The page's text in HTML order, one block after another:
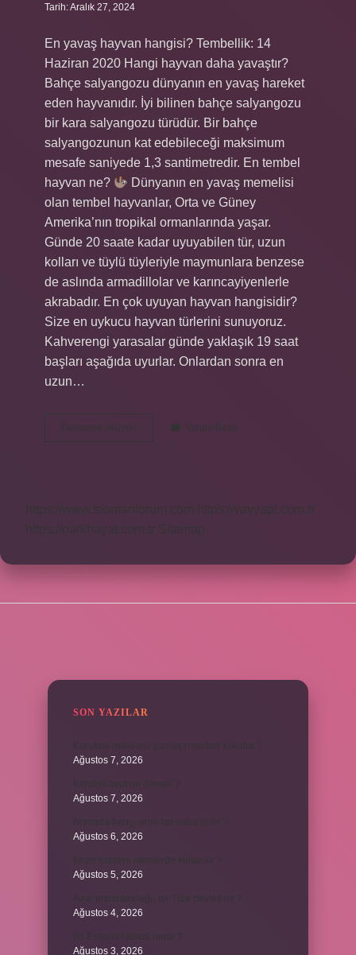
Tarih: Aralık 27, 2024
En yavaş hayvan hangisi? Tembellik: 14
Haziran 2020 Hangi hayvan daha yavaştır?
Bahçe salyangozu dünyanın en yavaş hareket
eden hayvanıdır. İyi bilinen bahçe salyangozu
bir kara salyangozu türüdür. Bir bahçe
salyangozunun kat edebileceği maksimum
mesafe saniyede 1,3 santimetredir. En tembel
hayvan ne?
Dünyanın en yavaş memelisi
olan tembel hayvanlar, Orta ve Güney
Amerika’nın tropikal ormanlarında yaşar.
Günde 20 saate kadar uyuyabilen tür, uzun
kolları ve tüylü tüyleriyle maymunlara benzese
de aslında armadillolar ve karıncayiyenlerle
akrabadır. En çok uyuyan hayvan hangisidir?
Size en uykucu hayvan türlerini sunuyoruz.
Kahverengi yarasalar günde yaklaşık 19 saat
başları aşağıda uyurlar. Onlardan sonra en
uzun…
Devamını okuyun
Dünyanın
En
Yorum Bırak
https://www.teomanforum.com
https://vavyapi.com.tr
https://parkhayat.com.tr
Sitemap
SON YAZILAR
Ağustos 7, 2026
Ağustos 7, 2026
Ağustos 6, 2026
Ağustos 5, 2026
Ağustos 4, 2026
Ağustos 3, 2026